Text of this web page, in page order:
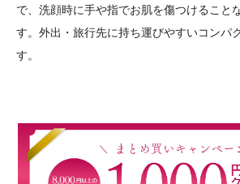
で、洗顔時に手や指でお肌を傷つけること
す。外出・旅行先に持ち運びやすいコンパ
す。